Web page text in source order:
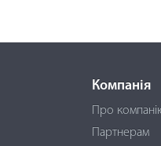
Компанія
Про
Партнерам